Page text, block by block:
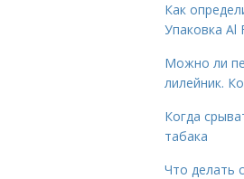
Как
Упаковка Al
Можно ли
лилейник.
Когда
табака
Что делать